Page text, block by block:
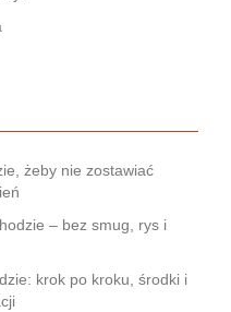
żeby nie zostawiać
– bez smug, rys i
krok po kroku, środki i